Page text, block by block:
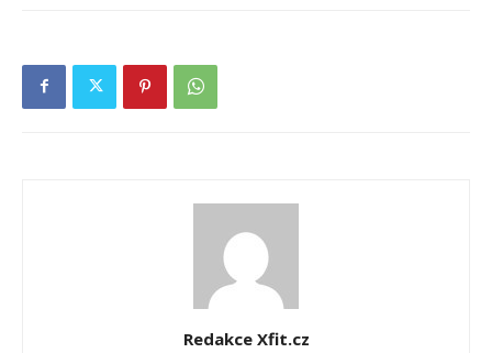
Redakce Xfit.cz